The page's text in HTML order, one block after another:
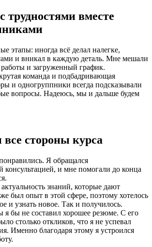
трудностями вместе
этапы: иногда всё делал налегке,
и вникал в каждую деталь. Мне мешали
работы и загруженный график.
команда и подбадривающая
и одногруппники всегда подсказывали
вопросы. Надеюсь, мы и дальше будем
все стороны курса
Я обращался
консультацией, и мне помогали до конца
знаний, которые дают
был опыт в этой сфере, поэтому хотелось
и узнать новое. Так и получилось.
я бы не составил хорошее резюме. С его
столько откликов, что я не успевал
Именно благодаря этому я устроился